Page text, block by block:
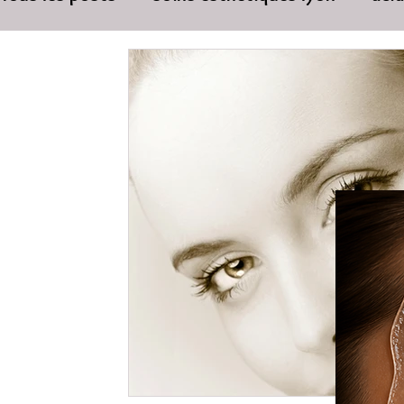
soins visage
perdre du
medecine
clinique Peeling à Cannes dermatologue
Lifting du